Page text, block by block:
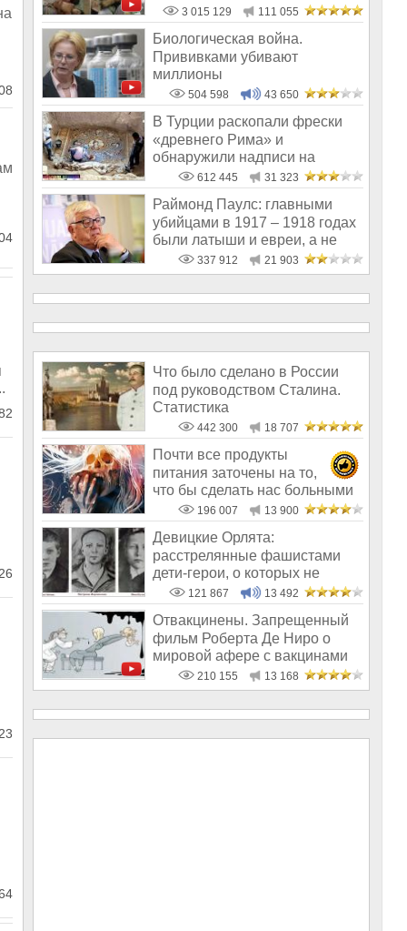
3 015 129 111 055
Биологическая война.
Прививками убивают
миллионы
504 598 43 650
В Турции раскопали фрески
«древнего Рима» и
обнаружили надписи на
Русском!612 445 31 323
Раймонд Паулс: главными
убийцами в 1917 – 1918 годах
были латыши и евреи, а не
русс
337 912 21 903
Что было сделано в России
под руководством Сталина.
Статистика
442 300 18 707
Почти все продукты
питания заточены на то,
что бы сделать нас больными
и бесплодным
196 007 13 900
Девицкие Орлята:
расстрелянные фашистами
дети-герои, о которых не
рассказывают в шк
121 867 13 492
Отвакцинены. Запрещенный
фильм Роберта Де Ниро о
мировой афере с вакцинами
210 155 13 168